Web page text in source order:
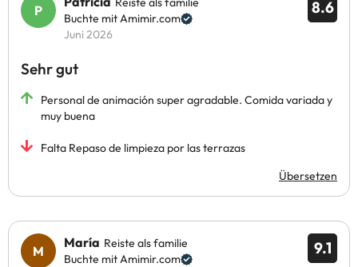
8.6
Buchte mit Amimir.com
Juni 2026
Sehr gut
Personal de animación super agradable. Comida variada y
muy buena
Falta Repaso de limpieza por las terrazas
Übersetzen
9.1
María Reiste als familie
Buchte mit Amimir.com